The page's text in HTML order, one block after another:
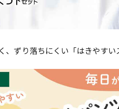
、ずり落ちにくい「はきやす